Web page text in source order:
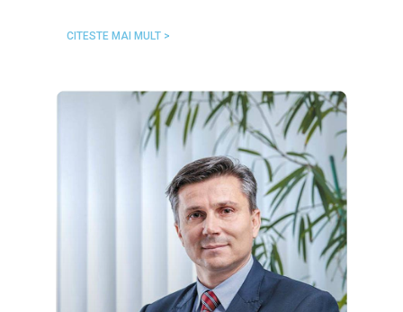
CITESTE MAI MULT >